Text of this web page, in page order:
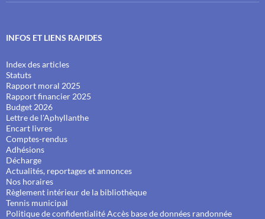
INFOS ET LIENS RAPIDES
Index des articles
Statuts
Rapport moral 2025
Rapport financier 2025
Budget 2026
Lettre de l'Aphyllanthe
Encart livres
Comptes-rendus
Adhésions
Décharge
Actualités, reportages et annonces
Nos horaires
Règlement intérieur de la bibliothèque
Tennis municipal
Politique de confidentialitéAccès base de données randonnée